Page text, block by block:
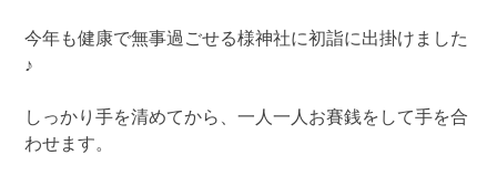
今年も健康で無事過ごせる様神社に初詣に出掛けました
♪
しっかり手を清めてから、一人一人お賽銭をして手を合
わせます。